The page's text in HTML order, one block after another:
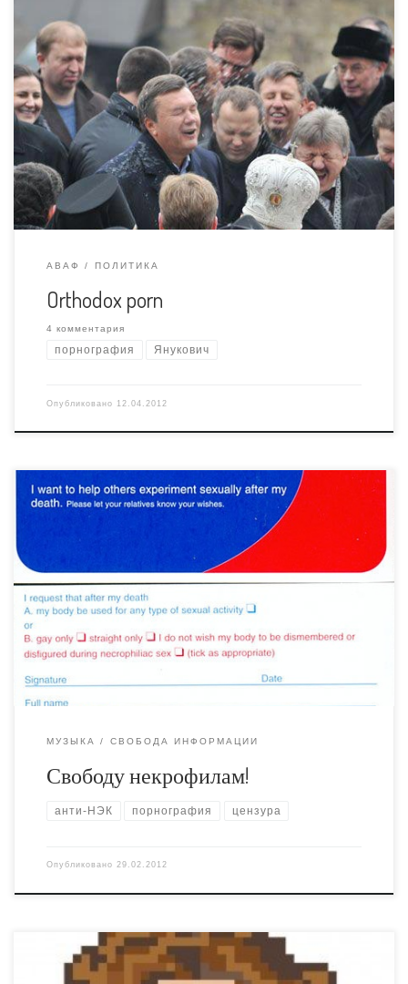
Порно с Януковичем, скачать.
АВАФ ПОЛИТИКА
Orthodox porn
4 комментария
порнография Янукович
Опубликовано 12.04.2012
Чудесный ролик опубликовал в Фейсбуке либеральный
правозащитник Константин Реутский, посетивший одно
из заседаний Комиссии по защите морали. НЭК
обсуждают стихотворение поэта Юрия “убей пидараса”
Винничука. Не ту нелепую гражданскую лирику, которая
прославила писателя в интернете, а вполне невинный
стих про секс с трупом. Написано иносказательно,
поэтому Реутский смог поглумиться над […]
МУЗЫКА СВОБОДА ИНФОРМАЦИИ
Свободу некрофилам!
анти-НЭК порнография цензура
Опубликовано 29.02.2012